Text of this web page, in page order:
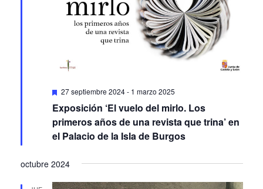
Featured
27 septiembre 2024- 1 marzo 2025
Exposición ‘El vuelo del mirlo. Los
primeros años de una revista que trina’ en
el Palacio de la Isla de Burgos
octubre 2024